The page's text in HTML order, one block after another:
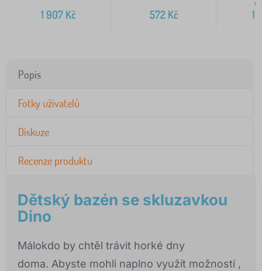
1 907 Kč 572Kč 1
Popis
Fotky uživatelů
Diskuze
Recenze produktu
Dětský bazén se skluzavkou
Dino
Málokdo by chtěl trávit horké dny
doma. Abyste mohli naplno využít možností ,